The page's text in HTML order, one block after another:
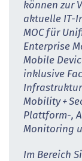
können zur
aktuelle IT-
MOC für
Enterprise
Mobile
inklusive
Mobility +
Plattform-,
Monitoring
Im Bereich